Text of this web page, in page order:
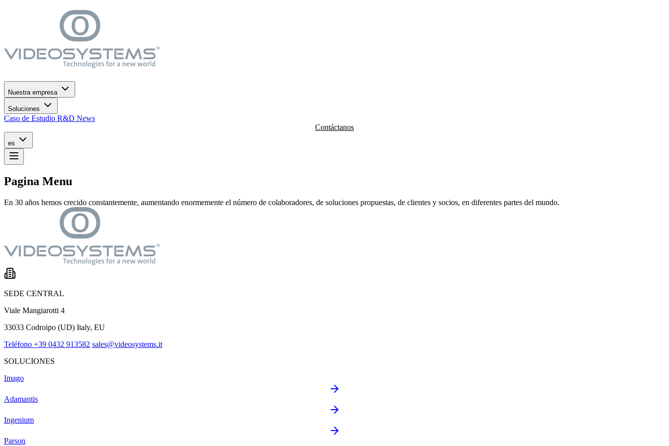
Ir al menú de navegación
Ir al contenido principal
Nuestra empresa
Soluciones
Caso de Estudio R&D News
Contáctanos
es
Pagina Menu
En 30 años hemos crecido constantemente, aumentando enormemente el número de colaboradores, de soluciones propuestas, de clientes y socios, en diferentes partes del mundo.
SEDE CENTRAL
Viale Mangiarotti 4
33033 Codroipo (UD) Italy, EU
Teléfono +39 0432 913582 sales@videosystems.it
SOLUCIONES
Imago
Adamantis
Ingenium
Parson